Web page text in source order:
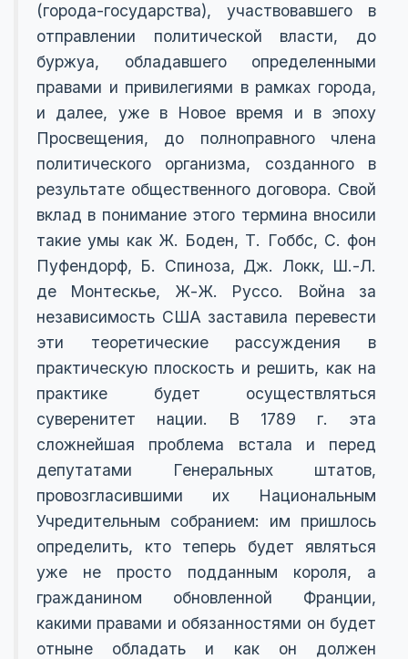
(города-государства), участвовавшего в
отправлении политической власти, до
буржуа, обладавшего определенными
правами и привилегиями в рамках города,
и далее, уже в Новое время и в эпоху
Просвещения, до полноправного члена
политического организма, созданного в
результате общественного договора. Свой
вклад в понимание этого термина вносили
такие умы как Ж. Боден, Т. Гоббс, С. фон
Пуфендорф, Б. Спиноза, Дж. Локк, Ш.-Л.
де Монтескье, Ж-Ж. Руссо. Война за
независимость США заставила перевести
эти теоретические рассуждения в
практическую плоскость и решить, как на
практике будет осуществляться
суверенитет нации. В 1789 г. эта
сложнейшая проблема встала и перед
депутатами Генеральных штатов,
провозгласившими их Национальным
Учредительным собранием: им пришлось
определить, кто теперь будет являться
уже не просто подданным короля, а
гражданином обновленной Франции,
какими правами и обязанностями он будет
отныне обладать и как он должен